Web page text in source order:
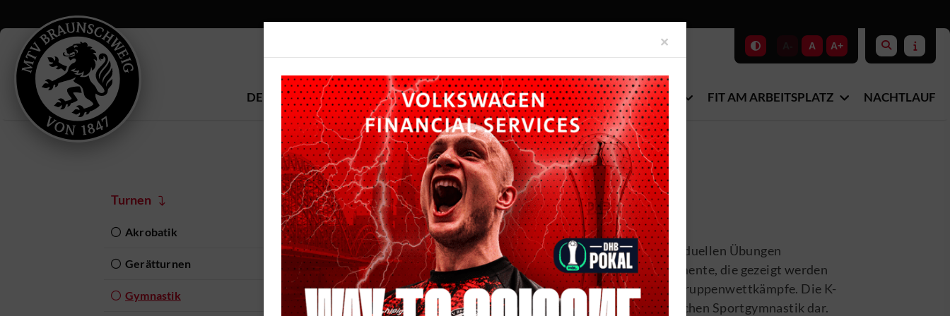
A A+
DEIN MTV SPORT MITGLIEDER-VORTEILSWELT FITNESS-STUDIO FIT AM ARBEITSPLATZ NACHTLAUF
Gymnastik
Auf selbst gewählte Musik stellen sich die Gymnastinnen ihre individuellen Übungen
zusammen. Wichtiger Bestandteil sind hier vorgegebene Pflichtelemente, die gezeigt werden
müssen. Im Bereich der K-Übungen gibt es sowohl Einzel- als auch Gruppenwettkämpfe. Die K-
Übungen stellen das Bindeglied zur Wettkampfklasse der Rhythmischen Sportgymnastik dar.
Turnen
Akrobatik
Gerätturnen
Gymnastik
×